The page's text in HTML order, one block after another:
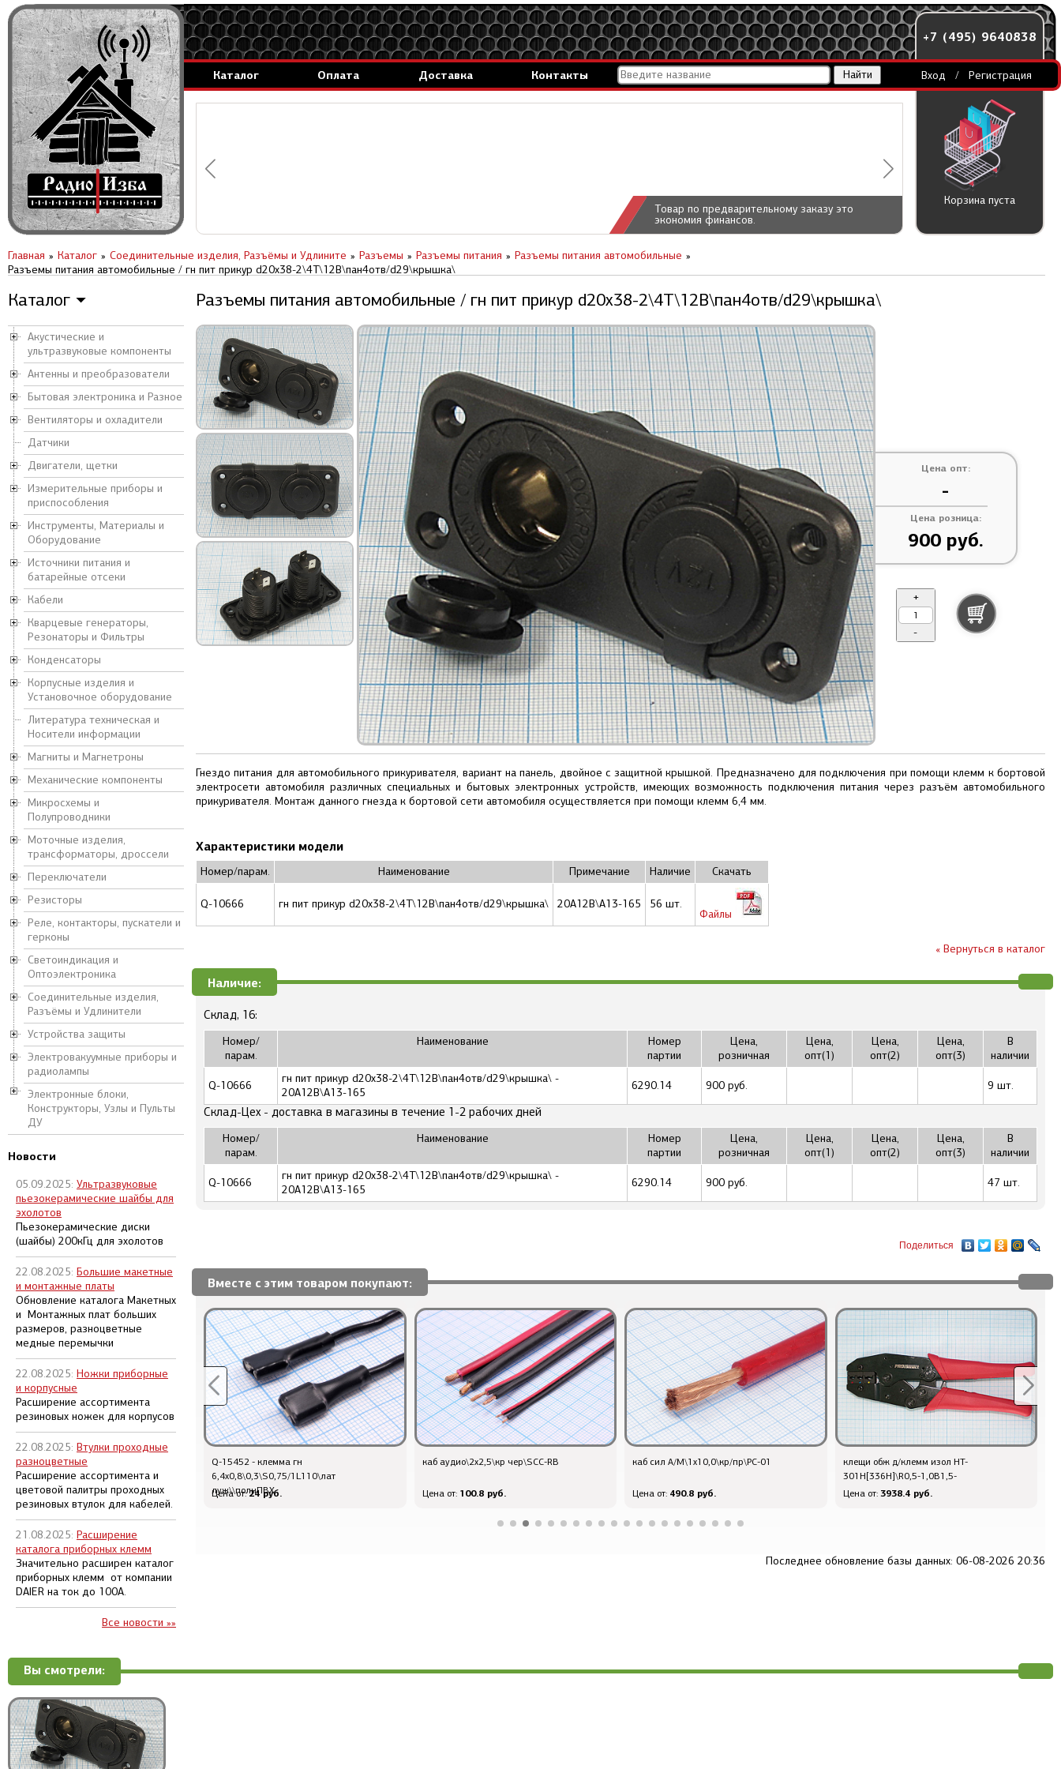
Каталог Оплата Доставка Контакты
генераторы.
за 1 день.
Товар по предварительному заказу это
экономия финансов.
+7 (495) 9640838
Вход / Регистрация
Корзина пуста
Каталог ▼
Акустические и
ультразвуковые компоненты
Антенны и преобразователи
Бытовая электроника и Разное
Вентиляторы и охладители
Датчики
Двигатели, щетки
Измерительные приборы и
приспособления
Инструменты, Материалы и
Оборудование
Источники питания и
батарейные отсеки
Кабели
Кварцевые генераторы,
Резонаторы и Фильтры
Конденсаторы
Корпусные изделия и
Установочное оборудование
Литература техническая и
Носители информации
Магниты и Магнетроны
Механические компоненты
Микросхемы и
Полупроводники
Моточные изделия,
трансформаторы, дроссели
Переключатели
Резисторы
Реле, контакторы, пускатели и
герконы
Светоиндикация и
Оптоэлектроника
Соединительные изделия,
Разъёмы и Удлинители
Устройства защиты
Электровакуумные приборы и
радиолампы
Электронные блоки,
Конструкторы, Узлы и Пульты
ДУ
Новости
05.09.2025: Ультразвуковые
пьезокерамические шайбы для
эхолотов
Пьезокерамические диски
(шайбы) 200кГц для эхолотов
22.08.2025: Большие макетные
и монтажные платы
Обновление каталога Макетных
и Монтажных плат больших
размеров, разноцветные
медные перемычки
22.08.2025: Ножки приборные
и корпусные
Расширение ассортимента
резиновых ножек для корпусов
22.08.2025: Втулки проходные
разноцветные
Расширение ассортимента и
цветовой палитры проходных
резиновых втулок для кабелей.
21.08.2025: Расширение
каталога приборных клемм
Значительно расширен каталог
приборных клемм от компании
DAIER на ток до 100А.
Все новости »»
Разъемы питания автомобильные / гн пит прикур d20x38-2\4T\12В\пан4отв/d29\крышка\
Главная Каталог Соединительные изделия, Разъёмы и Удлините Разъемы Разъемы питания
Разъемы питания автомобильные
Разъемы питания автомобильные / гн пит прикур d20x38-2\4T\12В\пан4отв/d29\крышка\
Цена опт:
-
Цена розница:
900 руб.
+
-
Гнездо питания для автомобильного прикуривателя, вариант на панель, двойное с защитной крышкой. Предназначено для подключения при помощи клемм к бортовой
электросети автомобиля различных специальных и бытовых электронных устройств, имеющих возможность подключения питания через разъём автомобильного
прикуривателя. Монтаж данного гнезда к бортовой сети автомобиля осуществляется при помощи клемм 6,4 мм.
Характеристики модели
Номер/парам. Наименование Примечание Наличие Скачать
Q-10666 гн пит прикур d20x38-2\4T\12В\пан4отв/d29\крышка\ 20А12В\A13-165 56 шт.
Файлы
« Вернуться в каталог
Наличие:
Склад, 16:
Номер/
парам.
Наименование
Номер
партии
Цена,
розничная
Цена,
опт(1)
Цена,
опт(2)
Цена,
опт(3)
В
наличии
Q-10666
гн пит прикур d20x38-2\4T\12В\пан4отв/d29\крышка\ -
20А12В\A13-165
6290.14 900 руб. 9 шт.
Склад-Цех - доставка в магазины в течение 1-2 рабочих дней
Номер/
парам.
Наименование
Номер
партии
Цена,
розничная
Цена,
опт(1)
Цена,
опт(2)
Цена,
опт(3)
В
наличии
Q-10666
гн пит прикур d20x38-2\4T\12В\пан4отв/d29\крышка\ -
20А12В\A13-165
6290.14 900 руб. 47 шт.
Поделиться
Вместе с этим товаром покупают:
Q-10234 - клемма гн 6,4x0,5\0,4\S1,0-
2,5\лат луж\\нейлон син
Цена от: 18 руб.
Q-15452 - клемма гн
6,4x0,8\0,3\S0,75/1L110\лат
луж\\полнПВХ
Цена от:24 руб.
каб аудио\2x2,5\кр чер\SCC-RB
Цена от: 100.8 руб.
каб сил А/М\1x10,0\кр/пр\PC-01
Цена от: 490.8 руб.
клещи обж д/клемм изол HT-
301H[336H]\R0,5-1,0B1,5-
Цена от: 3938.4 руб.
Последнее обновление базы данных: 06-08-2026 20:36
Вы смотрели: